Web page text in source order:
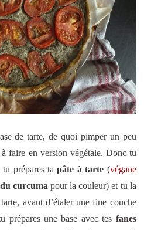
de tarte, de quoi pimper un peu
faire en version végétale. Donc tu
tu prépares tapâte à tarte (végane
curcuma pour la couleur) et tu la
avant d’étaler une fine couche
prépares une base avec tes fanes